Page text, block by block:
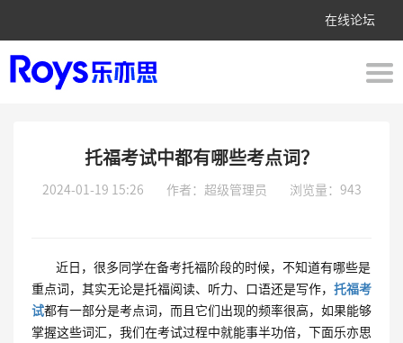
在线论坛
托福考试中都有哪些考点词？
2024-01-19 15:26 作者：超级管理员 浏览量：943
近日，很多同学在备考托福阶段的时候，不知道有哪些是
重点词，其实无论是托福阅读、听力、口语还是写作， 托福考
试都有一部分是考点词，而且它们出现的频率很高，如果能够
掌握这些词汇，我们在考试过程中就能事半功倍，下面乐亦思